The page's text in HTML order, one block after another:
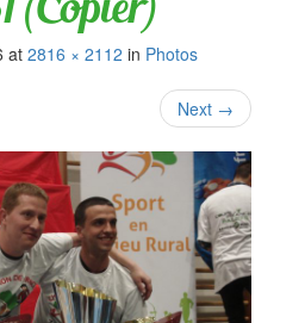
at 2816 × 2112 in Photos
Next →